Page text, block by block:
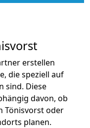
erstellen
die speziell auf
sind. Diese
davon, ob
Tönisvorst oder
planen.